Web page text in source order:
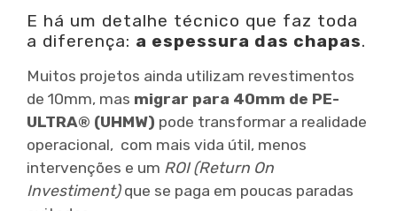
E há um detalhe técnico que faz toda
a diferença: a espessura das chapas.
Muitos projetos ainda utilizam revestimentos
de 10mm, mas migrar para 40mm de PE-
ULTRA® (UHMW) pode transformar a realidade
operacional, com mais vida útil, menos
intervenções e um ROI (Return On
Investiment)que se paga em poucas paradas